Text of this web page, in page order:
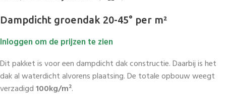
Dampdicht groendak 20-45° per m²
Inloggen om de prijzen te zien
Dit pakket is voor een dampdicht dak constructie. Daarbij is het
dak al waterdicht alvorens plaatsing. De totale opbouw weegt
verzadigd100kg/m².